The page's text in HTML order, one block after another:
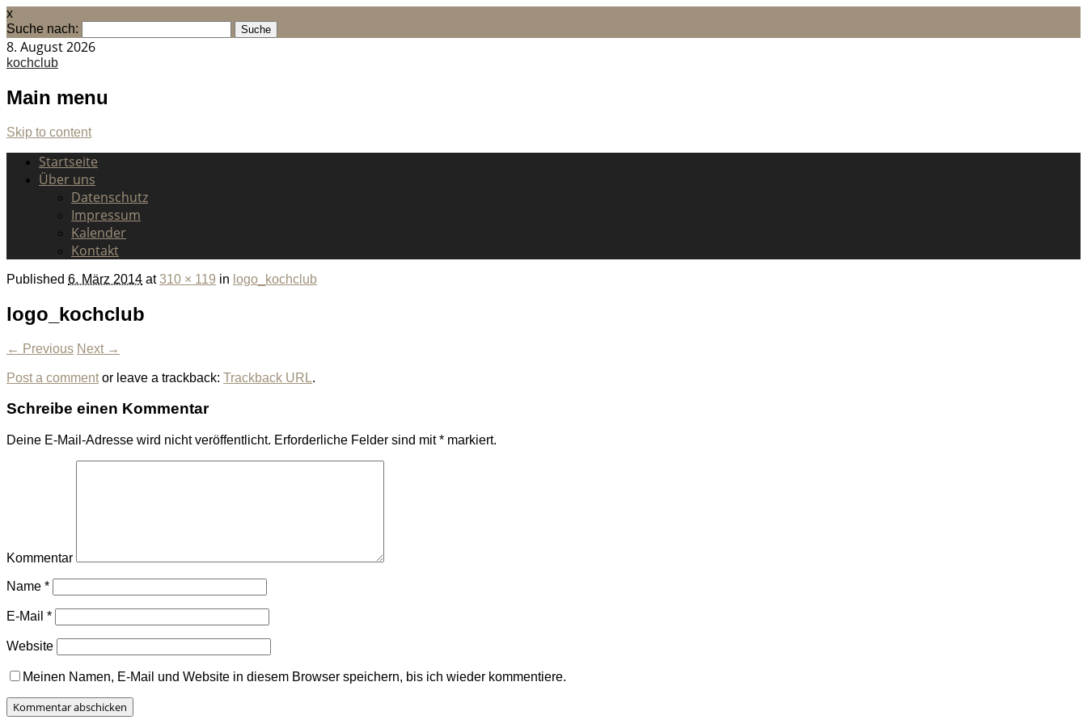
x
Suche nach:
8. August 2026
kochclub
Main menu
Skip to content
Startseite
Über uns
Datenschutz
Impressum
Kalender
Kontakt
Published 6. März 2014 at310 × 119 in logo_kochclub
logo_kochclub
← Previous Next →
Post a commentor leave a trackback: Trackback URL.
Schreibe einen Kommentar
Deine E-Mail-Adresse wird nicht veröffentlicht. Erforderliche Felder sind mit* markiert.
Kommentar
Name *
E-Mail *
Website
Meinen Namen, E-Mail und Website in diesem Browser speichern, bis ich wieder kommentiere.